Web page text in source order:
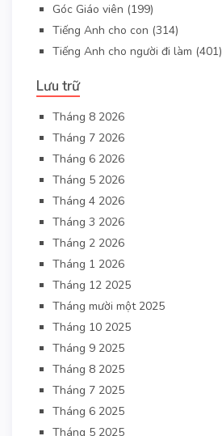
Góc Giáo viên (199)
Tiếng Anh cho con (314)
Tiếng Anh cho người đi làm (401)
Lưu trữ
Tháng 8 2026
Tháng 7 2026
Tháng 6 2026
Tháng 5 2026
Tháng 4 2026
Tháng 3 2026
Tháng 2 2026
Tháng 1 2026
Tháng 12 2025
Tháng mười một 2025
Tháng 10 2025
Tháng 9 2025
Tháng 8 2025
Tháng 7 2025
Tháng 6 2025
Tháng 5 2025